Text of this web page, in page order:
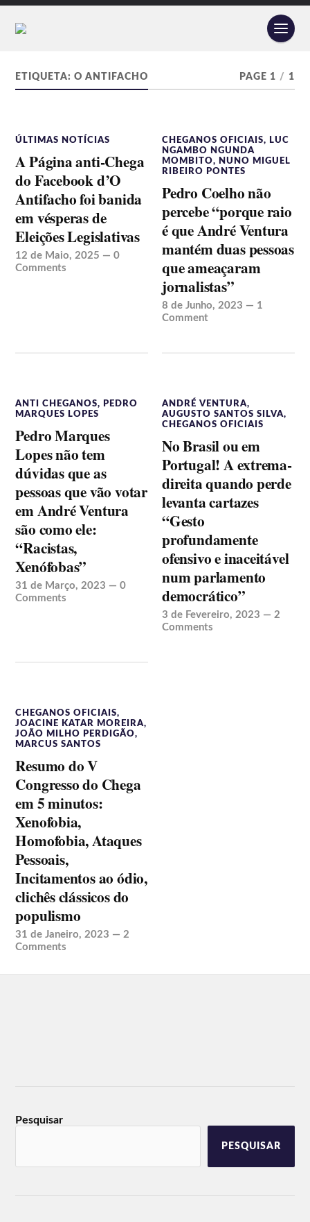
ETIQUETA:O ANTIFACHO PAGE 1 / 1
ÚLTIMAS NOTÍCIAS
A Página anti-Chega
do Facebook d’O
Antifacho foi banida
em vésperas de
Eleições Legislativas
12 de Maio, 2025 —0
Comments
CHEGANOS OFICIAIS,
LUC
NGAMBO NGUNDA
MOMBITO, NUNO MIGUEL
RIBEIRO PONTES
Pedro Coelho não
percebe “porque raio
é que André Ventura
mantém duas pessoas
que ameaçaram
jornalistas”
8 de Junho, 2023 — 1
Comment
ANTI CHEGANOS,
PEDRO
MARQUES LOPES
Pedro Marques
Lopes não tem
dúvidas que as
pessoas que vão votar
em André Ventura
são como ele:
“Racistas,
Xenófobas”
31 de Março, 2023 —0
Comments
ANDRÉ VENTURA,
AUGUSTO SANTOS SILVA,
CHEGANOS OFICIAIS
No Brasil ou em
Portugal! A extrema-
direita quando perde
levanta cartazes
“Gesto
profundamente
ofensivo e inaceitável
num parlamento
democrático”
3 de Fevereiro, 2023 —2
Comments
CHEGANOS OFICIAIS,
JOACINE KATAR MOREIRA,
JOÃO MILHO PERDIGÃO,
MARCUS SANTOS
Resumo do V
Congresso do Chega
em 5 minutos:
Xenofobia,
Homofobia, Ataques
Pessoais,
Incitamentos ao ódio,
clichês clássicos do
populismo
31 de Janeiro, 2023 —2
Comments
Pesquisar
PESQUISAR